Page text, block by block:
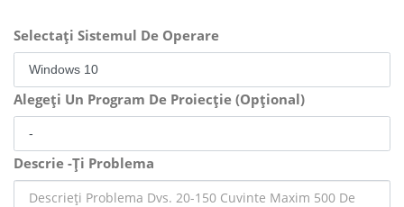
Selectați Sistemul De Operare
Alegeți Un Program De Proiecție (Opțional)
Descrie -Ți Problema